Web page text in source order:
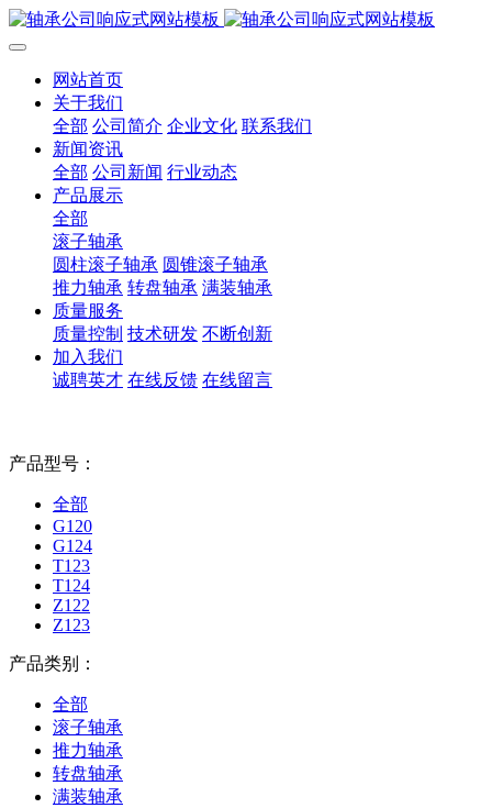
网站首页
关于我们
全部 公司简介 企业文化 联系我们
新闻资讯
全部 公司新闻 行业动态
产品展示
全部
滚子轴承
圆柱滚子轴承 圆锥滚子轴承
推力轴承 转盘轴承 满装轴承
质量服务
质量控制 技术研发 不断创新
加入我们
诚聘英才 在线反馈 在线留言
产品型号：
全部
G120
G124
T123
T124
Z122
Z123
产品类别：
全部
滚子轴承
推力轴承
转盘轴承
满装轴承